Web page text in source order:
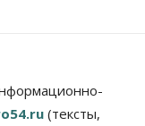
масло
(тексты,